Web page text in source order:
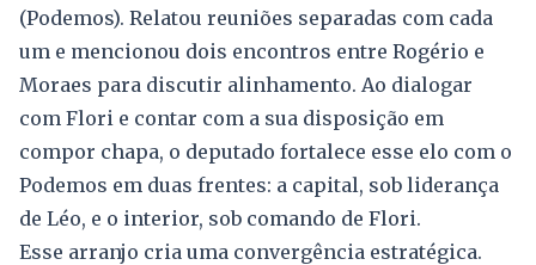
(Podemos). Relatou reuniões separadas com cada
um e mencionou dois encontros entre Rogério e
Moraes para discutir alinhamento. Ao dialogar
com Flori e contar com a sua disposição em
compor chapa, o deputado fortalece esse elo com o
Podemos em duas frentes: a capital, sob liderança
de Léo, e o interior, sob comando de Flori.
Esse arranjo cria uma convergência estratégica.